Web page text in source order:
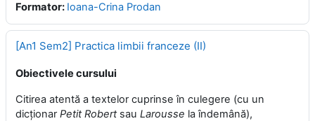
Formator: Ioana-Crina Prodan
[An1 Sem2] Practica limbii franceze (II)
Obiectivele cursului
Citirea atentă a textelor cuprinse în culegere (cu un
dicţionarPetit Robertsau Larousse la îndemână),